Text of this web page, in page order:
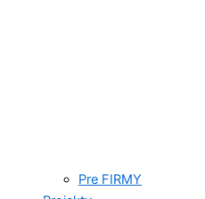
Pre FIRMY